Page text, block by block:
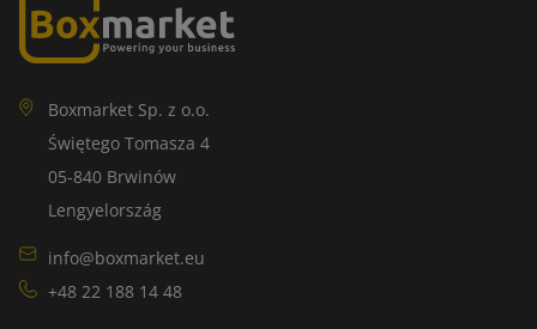
Boxmarket Sp. z o.o.
Świętego Tomasza 4
05-840 Brwinów
Lengyelország
info@boxmarket.eu
+48 22 188 14 48